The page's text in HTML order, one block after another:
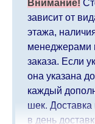
Внимание!
зависит от
этажа,
менеджерами
заказа. Если
она указана
каждый
шек. Доставка
в день